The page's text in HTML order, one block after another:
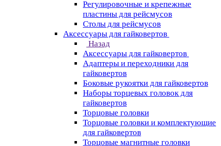
Регулировочные и крепежные
пластины для рейсмусов
Столы для рейсмусов
Аксессуары для гайковертов
Назад
Аксессуары для гайковертов
Адаптеры и переходники для
гайковертов
Боковые рукоятки для гайковертов
Наборы торцевых головок для
гайковертов
Торцовые головки
Торцовые головки и комплектующие
для гайковертов
Торцовые магнитные головки